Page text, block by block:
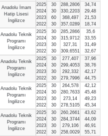
Anadolu İmam
Hatip Lisesi
İngilizce
2025
2024
2023
2022
30
30
60
30
288,2806
330,2203
368,497
357,0289
34,74
29,48
21,53
18,74
Anadolu Teknik
Programı
İngilizce
2025
2024
2023
2022
30
30
30
30
285,2866
315,9712
327,31
309,6551
35,6
33,55
31,49
32,67
Anadolu Teknik
Programı
İngilizce
2025
2024
2023
2022
30
30
30
30
277,407
299,4053
292,332
279,7996
37,96
38,76
42,17
44,75
Anadolu Teknik
Programı
İngilizce
2025
2024
2023
2022
30
30
30
30
264,578
280,7633
273,14
278,5105
42,12
45,48
49,23
45,34
Anadolu Teknik
Programı
İngilizce
2025
2024
2023
2022
30
30
30
30
260,2661
284,3744
279,106
258,0029
43,62
44,09
46,91
55,71